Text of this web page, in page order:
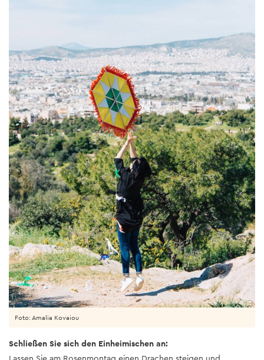
Schließen Sie sich den Einheimischen an:
Foto: Amalia Kovaiou